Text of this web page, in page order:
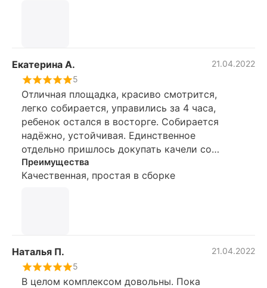
А так соседские детки 7-10 лет тоже
играют, качаются, катаются и им очень
нравится) Подробная инструкция по
которой очень легко собрать
конструкцию. Понравилось то, что при
сборе качели и горку можно
расположить с любой стороны. Думала
конструкция будет немного больше, но в
целом ее размеры хорошие. Мы остались
Екатерина А.
21.04.2022
5
Отличная площадка, красиво смотрится,
легко собирается, управились за 4 часа,
ребенок остался в восторге. Собирается
надёжно, устойчивая. Единственное
отдельно пришлось докупать качели со
спинкой, так как дочь пока побаивается
обычных качелей
Преимущества
Качественная, простая в сборке
Наталья П.
21.04.2022
5
В целом комплексом довольны. Пока